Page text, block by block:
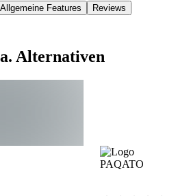
Allgemeine Features Reviews
Alternativen
PAQATO